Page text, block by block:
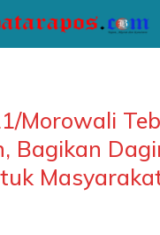
Morowali
Bagikan